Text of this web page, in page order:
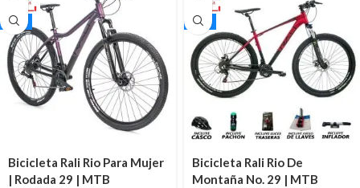
29"
Bicicleta Rali Rio Para Mujer
| Rodada 29 | MTB
29"
Bicicleta Rali Rio De
Montaña No. 29 | MTB